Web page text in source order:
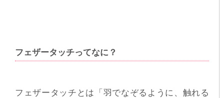
フェザータッチってなに？
フェザータッチとは「羽でなぞるように、触れる